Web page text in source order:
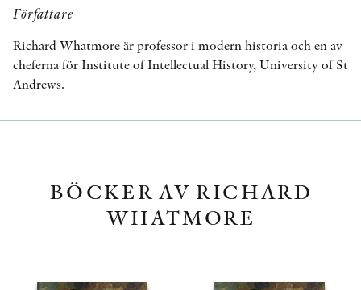
Författare
Richard Whatmore är professor i modern historia och en av
cheferna för Institute of Intellectual History, University of St
Andrews.
BÖCKER AV RICHARD
WHATMORE